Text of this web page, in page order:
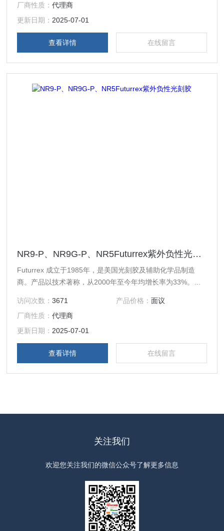
与Intel实验室合作，产品被广泛收录进美国各大学半导体教
程，是各大研究机构产品。
厂商性质：代理商
更新日期： 2025-07-01
查看详情 在线留言
NR9-P、NR9G-P、NR5Futurrex紫外负性光刻胶
Futurrex 成立于1985年，是美国光刻胶及辅助化学品制造
商。产品以技术著称，从2000年至今年均增长率为33%。主
Display、ETC、LG、Qualcomm （高通）等。Futurrex长期
与Intel实验室合作，产品被广泛收录进美国各大学半导体教
程，是各大研究机构产品。
访问次数：3671 产品价格： 面议
厂商性质：代理商
更新日期： 2025-07-01
查看详情 在线留言
关注我们
欢迎您关注我们的微信公众号了解更多信息